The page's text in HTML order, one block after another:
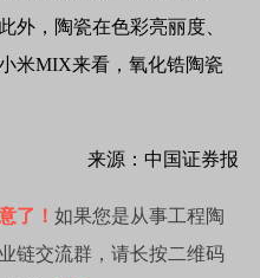
外，陶瓷在色彩亮丽度、
米MIX来看，氧化锆陶瓷
来源：中国证券报
了！ 如果您是从事工程陶
链交流群，请长按二维码